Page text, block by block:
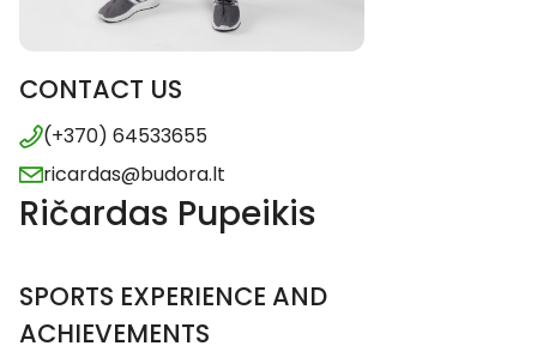
CONTACT US
(+370) 64533655
ricardas@budora.lt
Ričardas Pupeikis
SPORTS EXPERIENCE AND
ACHIEVEMENTS